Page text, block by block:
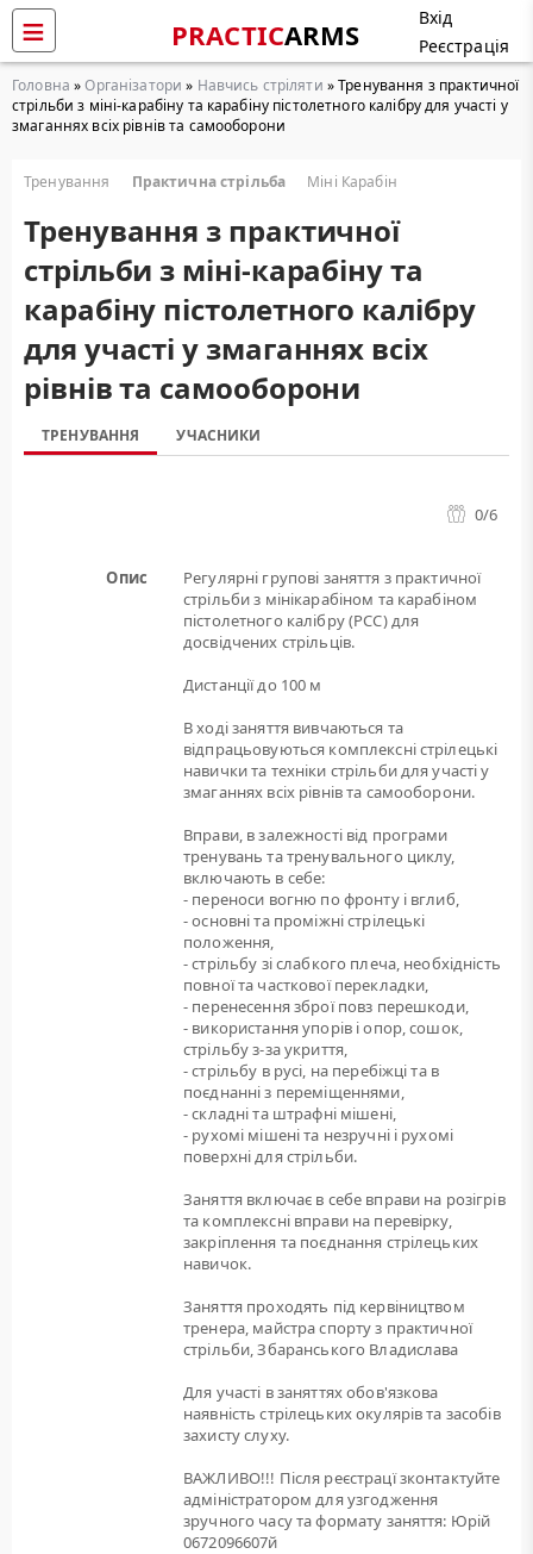
PRACTICARMS
Вхід
Реєстрація
Головна »Організатори » Навчись стріляти » Тренування з практичної
стрільби з міні-карабіну та карабіну пістолетного калібру для участі у
змаганнях всіх рівнів та самооборони
Тренування Практична стрільба Міні Карабін
Тренування з практичної
стрільби з міні-карабіну та
карабіну пістолетного калібру
для участі у змаганнях всіх
рівнів та самооборони
ТРЕНУВАННЯ УЧАСНИКИ
0/6
Опис
Регулярні групові заняття з практичної
стрільби з мінікарабіном та карабіном
пістолетного калібру (РСС) для
досвідчених стрільців.
Дистанції до 100 м
В ході заняття вивчаються та
відпрацьовуються комплексні стрілецькі
навички та техніки стрільби для участі у
змаганнях всіх рівнів та самооборони.
Вправи, в залежності від програми
тренувань та тренувального циклу,
включають в себе:
- переноси вогню по фронту і вглиб,
- основні та проміжні стрілецькі
положення,
- стрільбу зі слабкого плеча, необхідність
повної та часткової перекладки,
- перенесення зброї повз перешкоди,
- використання упорів і опор, сошок,
стрільбу з-за укриття,
- стрільбу в русі, на перебіжці та в
поєднанні з переміщеннями,
- складні та штрафні мішені,
- рухомі мішені та незручні і рухомі
поверхні для стрільби.
Заняття включає в себе вправи на розігрів
та комплексні вправи на перевірку,
закріплення та поєднання стрілецьких
навичок.
Заняття проходять під кервіництвом
тренера, майстра спорту з практичної
стрільби, Збаранського Владислава
Для участі в заняттях обов'язкова
наявність стрілецьких окулярів та засобів
захисту слуху.
ВАЖЛИВО!!! Після реєстрацї зконтактуйте
адміністратором для узгодження
зручного часу та формату заняття: Юрій
0672096607й